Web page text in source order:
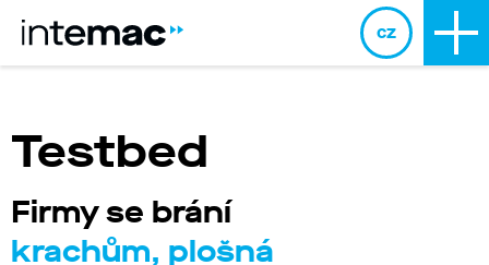
cz
Testbed
Firmy se brání
krachům, plošná